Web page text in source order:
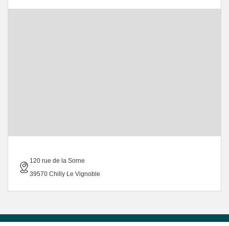
120 rue de la Sorne
39570 Chilly Le Vignoble